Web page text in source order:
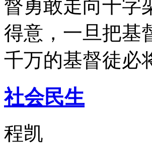
督勇敢走向十字
得意，一旦把基
千万的基督徒必
社会民生
程凯